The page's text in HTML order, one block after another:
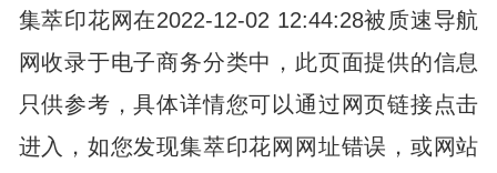
集萃印花网在2022-12-02 12:44:28被质速导航
网收录于电子商务分类中，此页面提供的信息
只供参考，具体详情您可以通过网页链接点击
进入，如您发现集萃印花网网址错误，或网站